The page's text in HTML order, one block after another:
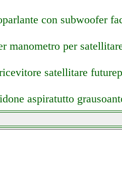
con subwoofer
manometro per
satellitare
aspiratutto